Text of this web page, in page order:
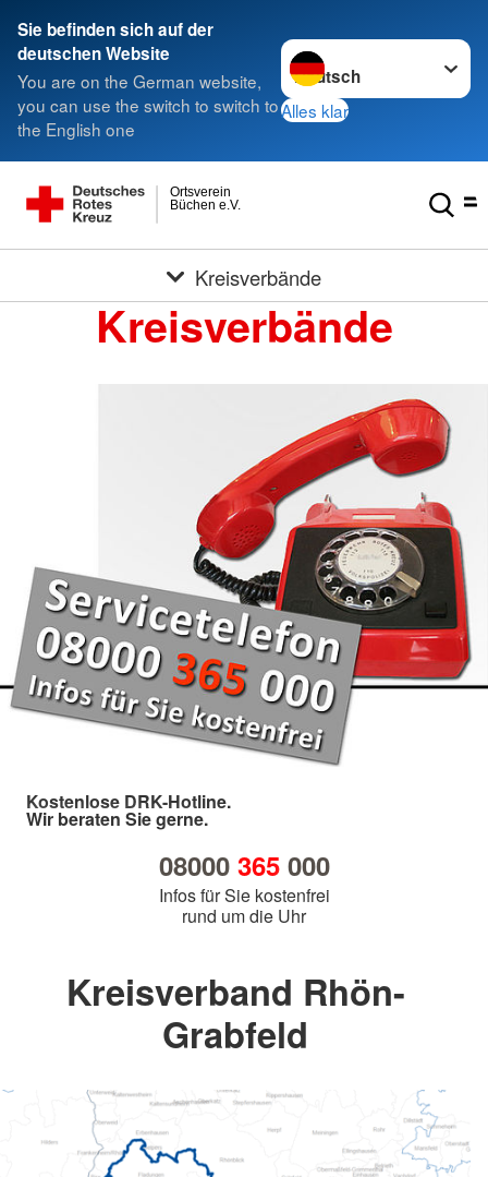
Sie befinden sich auf der
deutschen Website
You are on the German website,
you can use the switch to switch to
the English one
Sprache wechseln zu
Alles klar
Büchen e.V.
Ortsverein
Kreisverbände
Kreisverbände
Kostenlose DRK-Hotline.
Wir beraten Sie gerne.
08000 365000
Infos für Sie kostenfrei
rund um die Uhr
Kreisverband Rhön-
Grabfeld